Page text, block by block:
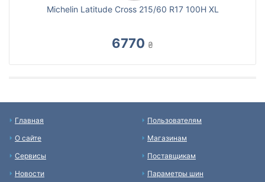
Michelin Latitude Cross 215/60 R17 100H XL
6770 ₴
Главная
О сайте
Сервисы
Новости
Пользователям
Магазинам
Поставщикам
Параметры шин